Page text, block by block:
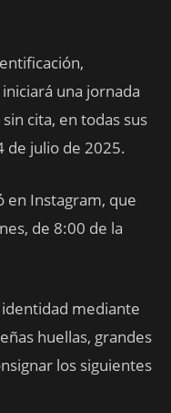
una jornada
cita, en todas sus
de julio de 2025.
en Instagram, que
de 8:00 de la
mediante
huellas, grandes
los siguientes